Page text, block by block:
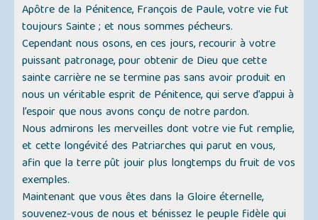
Apôtre de la Pénitence, François de Paule, votre vie fut
toujours Sainte ; et nous sommes pécheurs.
Cependant nous osons, en ces jours, recourir à votre
puissant patronage, pour obtenir de Dieu que cette
sainte carrière ne se termine pas sans avoir produit en
nous un véritable esprit de Pénitence, qui serve d’appui à
l’espoir que nous avons conçu de notre pardon.
Nous admirons les merveilles dont votre vie fut remplie,
et cette longévité des Patriarches qui parut en vous,
afin que la terre pût jouir plus longtemps du fruit de vos
exemples.
Maintenant que vous êtes dans la Gloire éternelle,
souvenez-vous de nous et bénissez le peuple fidèle qui